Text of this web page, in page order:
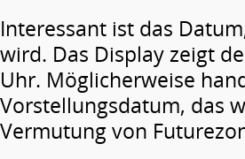
Interessant ist das
wird. Das Display zeigt
Uhr. Möglicherweise
Vorstellungsdatum, das
Vermutung von